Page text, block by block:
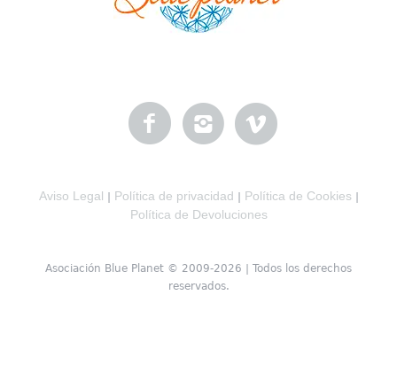
Aviso Legal Política de privacidad Política de Cookies
Política de Devoluciones
Asociación Blue Planet © 2009-2026 | Todos los derechos
reservados.